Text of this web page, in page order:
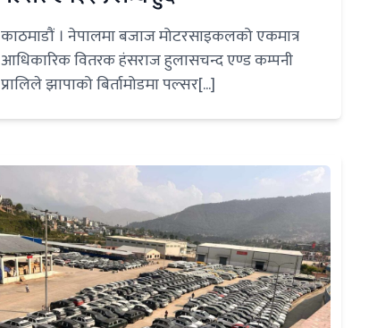
काठमाडौं । नेपालमा बजाज मोटरसाइकलको एकमात्र
आधिकारिक वितरक हंसराज हुलासचन्द एण्ड कम्पनी
प्रालिले झापाको बिर्तामोडमा पल्सर[...]